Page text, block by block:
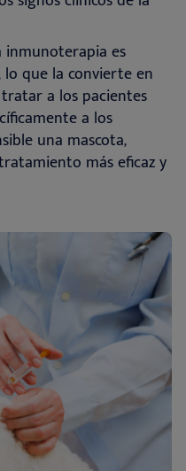
inmunoterapia es
que la convierte en
a los pacientes
a los
una mascota,
más eficaz y